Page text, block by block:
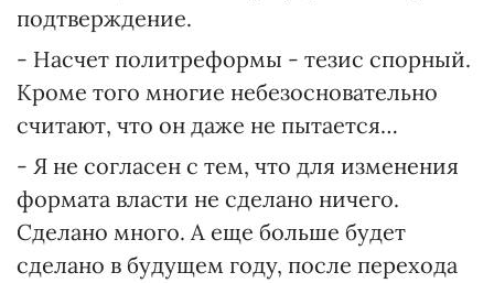
подтверждение.
- Насчет политреформы - тезис спорный.
Кроме того многие небезосновательно
считают, что он даже не пытается…
- Я не согласен с тем, что для изменения
формата власти не сделано ничего.
Сделано много. А еще больше будет
сделано в будущем году, после перехода